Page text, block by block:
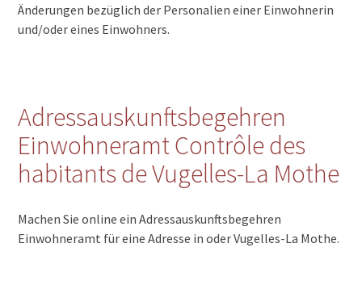
Änderungen bezüglich der Personalien einer Einwohnerin
und/oder eines Einwohners.
Adressauskunftsbegehren
Einwohneramt Contrôle des
habitants de Vugelles-La Mothe
Machen Sie online ein Adressauskunftsbegehren
Einwohneramt für eine Adresse in oder Vugelles-La Mothe.